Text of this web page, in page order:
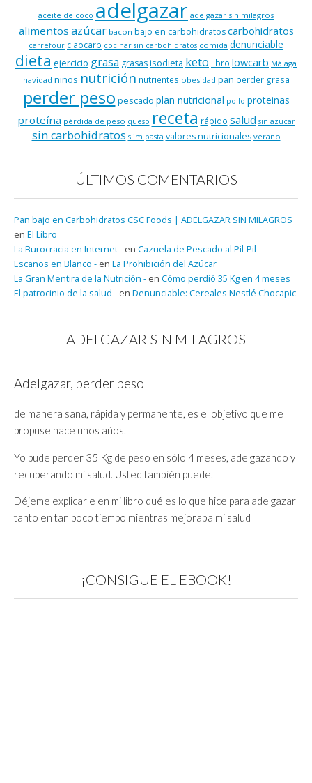
aceite de coco adelgazar adelgazar sin milagros
alimentos azúcar bacon bajo en carbohidratos carbohidratos
carrefour ciaocarb cocinar sin carbohidratos comida denunciable
dieta ejercicio grasa grasasisodieta keto libro lowcarb Málaga
navidad niños nutrición nutrientes obesidad pan perder grasa
perder peso pescado plan nutricional pollo proteinas
proteína pérdida de peso queso receta rápido salud sin azúcar
sin carbohidratos slim pasta valores nutricionales verano
ÚLTIMOS COMENTARIOS
Pan bajo en Carbohidratos CSC Foods | ADELGAZAR SIN MILAGROS
en El Libro
La Burocracia en Internet - en Cazuela de Pescado al Pil-Pil
Escaños en Blanco - en La Prohibición del Azúcar
La Gran Mentira de la Nutrición - en Cómo perdió 35 Kg en 4 meses
El patrocinio de la salud - en Denunciable: Cereales Nestlé Chocapic
ADELGAZAR SIN MILAGROS
Adelgazar, perder peso
de manera sana, rápida y permanente, es el objetivo que me
propuse hace unos años.
Yo pude perder 35 Kg de peso en sólo 4 meses, adelgazando y
recuperando mi salud. Usted también puede.
Déjeme explicarle en mi libro qué es lo que hice para adelgazar
tanto en tan poco tiempo mientras mejoraba mi salud
¡CONSIGUE EL EBOOK!